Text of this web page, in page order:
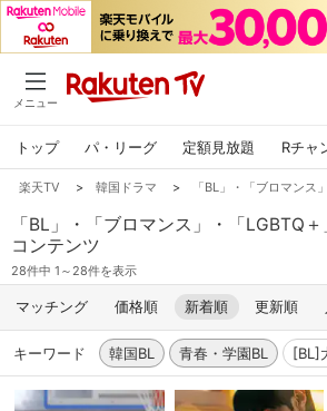
メニュー
トップ パ・リーグ 定額見放題 Rチャ
楽天TV > 韓国ドラマ > 「BL」・「ブロマンス
「BL」・「ブロマンス」・「LGBTQ
コンテンツ
28件中 1～28件を表示
マッチング 価格順 新着順 更新順
キーワード 韓国BL 青春・学園BL [BL]